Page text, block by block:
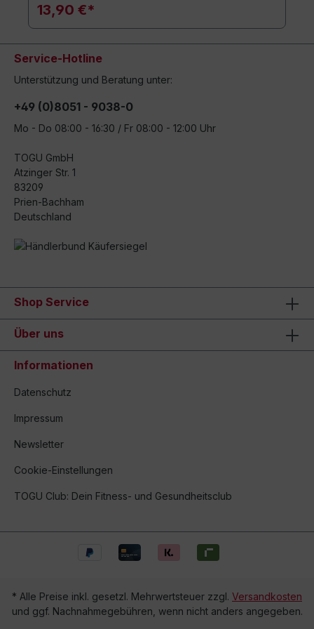
13,90 €*
Service-Hotline
Unterstützung und Beratung unter:
+49 (0)8051 - 9038-0
Mo - Do 08:00 - 16:30 / Fr 08:00 - 12:00 Uhr
TOGU GmbH
Atzinger Str. 1
83209
Prien-Bachham
Deutschland
Shop Service
Über uns
Informationen
Datenschutz
Impressum
Newsletter
Cookie-Einstellungen
TOGU Club: Dein Fitness- und Gesundheitsclub
* Alle Preise inkl. gesetzl. Mehrwertsteuer zzgl. Versandkosten
und ggf. Nachnahmegebühren, wenn nicht anders angegeben.